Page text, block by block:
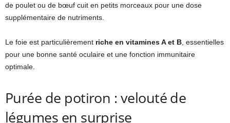
de poulet ou de bœuf cuit en petits morceaux pour une dose
supplémentaire de nutriments.
Le foie est particulièrement riche en vitamines A et B , essentielles
pour une bonne santé oculaire et une fonction immunitaire
optimale.
Purée de potiron : velouté de
légumes en surprise